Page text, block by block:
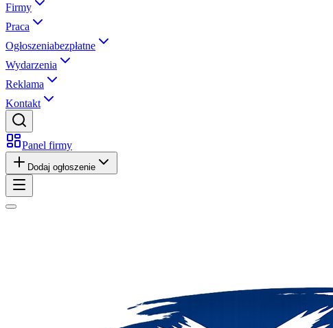
Firmy
Praca
Ogłoszeniabezpłatne
Wydarzenia
Reklama
Kontakt
Panel firmy
Dodaj ogłoszenie